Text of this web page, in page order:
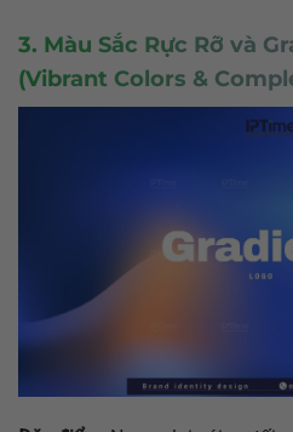
3. Màu Sắc Rực Rỡ và
(Vibrant Colors &